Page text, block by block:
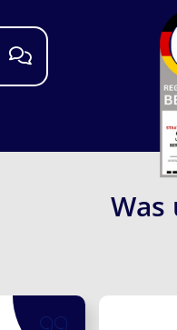
Was